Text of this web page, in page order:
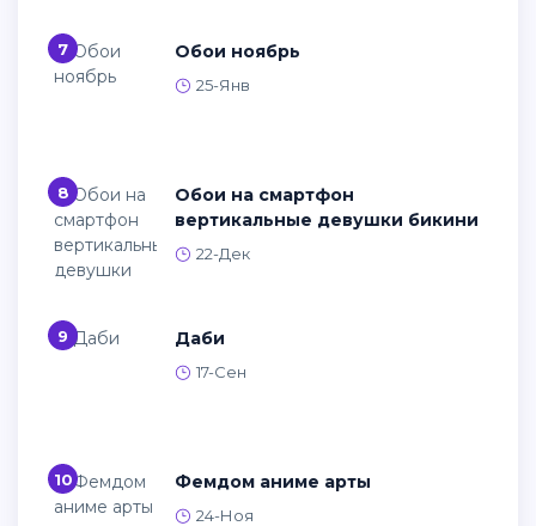
7 Обои ноябрь
25-Янв
8
Обои на смартфон
вертикальные девушки бикини
22-Дек
9 Даби
17-Сен
10 Фемдом аниме арты
24-Ноя